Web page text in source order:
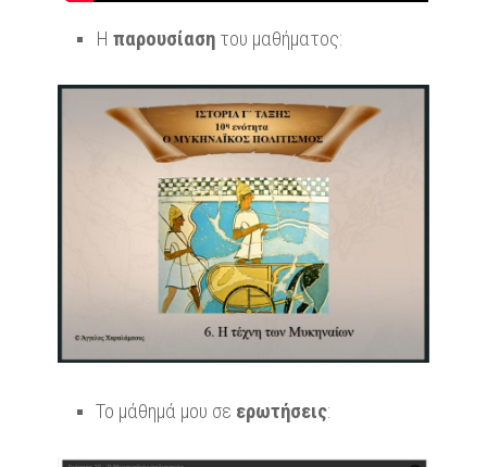
Ηπαρουσίαση του μαθήματος:
Το μάθημά μου σε ερωτήσεις: